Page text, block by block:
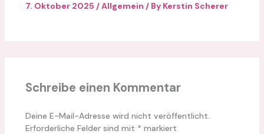
7. Oktober 2025 /Allgemein / By Kerstin Scherer
Schreibe einen Kommentar
Deine E-Mail-Adresse wird nicht veröffentlicht.
Erforderliche Felder sind mit * markiert